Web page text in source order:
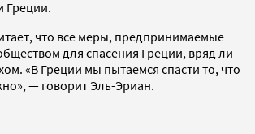
Греции.
что все меры, предпринимаемые
для спасения Греции, вряд ли
«В Греции мы пытаемся спасти то, что
— говорит Эль-Эриан.